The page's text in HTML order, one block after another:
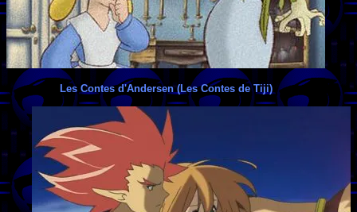
Les Contes d'Andersen (Les Contes de Tiji)